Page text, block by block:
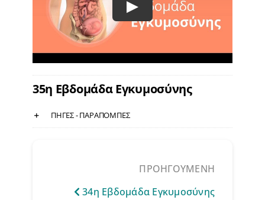
35η Εβδομάδα Εγκυμοσύνης
ΠΗΓΕΣ - ΠΑΡΑΠΟΜΠΕΣ
ΠΡΟΗΓΟΥΜΕΝΗ
34η Εβδομάδα Εγκυμοσύνης